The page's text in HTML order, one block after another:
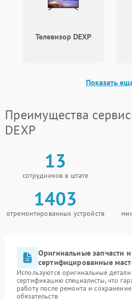
Телевизор DEXP
Показать
Преимущества
DEXP
13
сотрудников в штате
1403
отремонтированных устройств
Оригинальные запчасти и
сертифицированные
Используются оригинальные
сертификацию специалисты, что
работу после ремонта и
обязательств